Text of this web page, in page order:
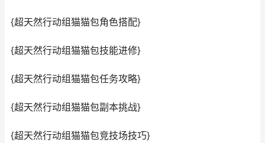
{超天然行动组猫猫包角色搭配}
{超天然行动组猫猫包技能进修}
{超天然行动组猫猫包任务攻略}
{超天然行动组猫猫包副本挑战}
{超天然行动组猫猫包竞技场技巧}